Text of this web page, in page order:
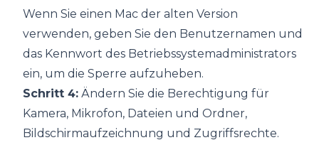
Wenn Sie einen Mac der alten Version
verwenden, geben Sie den Benutzernamen und
das Kennwort des Betriebssystemadministrators
ein, um die Sperre aufzuheben.
Schritt 4: Ändern Sie die Berechtigung für
Kamera, Mikrofon, Dateien und Ordner,
Bildschirmaufzeichnung und Zugriffsrechte.